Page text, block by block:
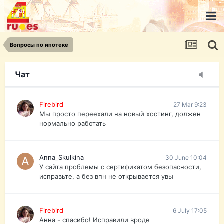
Вопросы по ипотеке
Чат
urist.dokument@gmail.com
https://pasport-ua.com/
Телеграмм @uristpassua
Firebird
Друзья - из России без VPN сайт и форум
Firebird 27 Mar 9:23
Мы просто переехали на новый хостинг, должен
нормально работать
Anna_Skulkina 30 June 10:04
У сайта проблемы с сертификатом безопасности,
исправьте, а без впн не открывается увы
Firebird 6 July 17:05
Анна - спасибо! Исправили вроде